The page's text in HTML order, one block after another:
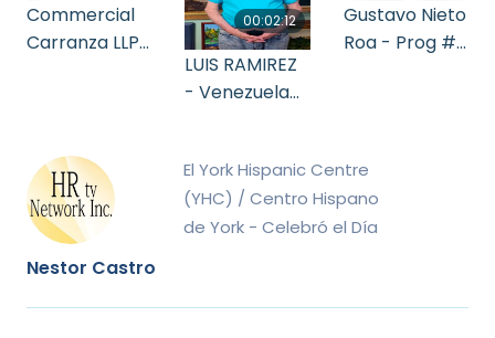
Commercial
Carranza LLP
00:02:12
LUIS RAMIREZ
- Venezuela
Gustavo Nieto
Roa - Prog #1
Nestor Castro
El York Hispanic Centre
(YHC) / Centro Hispano
de York - Celebró el Día